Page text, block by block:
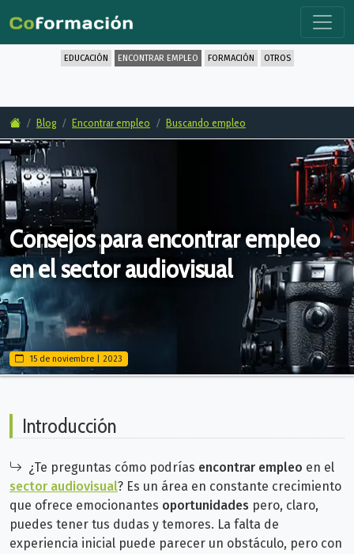
EDUCACIÓN ENCONTRAR EMPLEO FORMACIÓN OTROS
Blog Encontrar empleo Buscando empleo
Consejos para encontrar empleo
en el sector audiovisual
15 de noviembre | 2023
Introducción
¿Te preguntas cómo podrías encontrar empleo en el
sector audiovisual? Es un área en constante crecimiento
que ofrece emocionantes oportunidades pero, claro,
puedes tener tus dudas y temores. La falta de
experiencia inicial puede parecer un obstáculo, pero con